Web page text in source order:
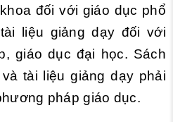
đối với giáo dục phổ
liệu giảng dạy đối với
giáo dục đại học. Sách
tài liệu giảng dạy phải
pháp giáo dục.